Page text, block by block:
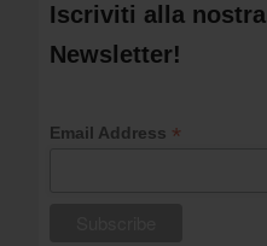
Iscriviti alla nostra
Newsletter!
Email Address *